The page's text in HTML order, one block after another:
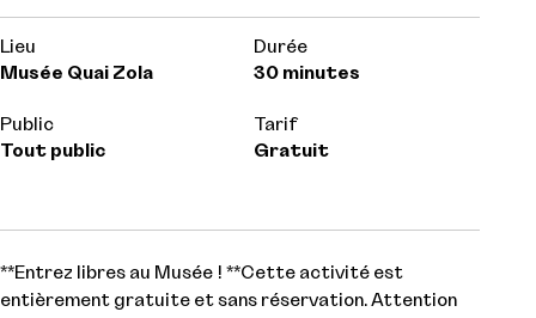
Lieu
Musée Quai Zola
Durée
30 minutes
Public
Tout public
Tarif
Gratuit
**Entrez libres au Musée ! **Cette activité est
entièrement gratuite et sans réservation. Attention